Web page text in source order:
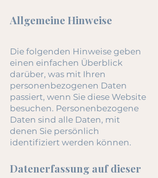
Allgemeine Hinweise
Die folgenden Hinweise geben
einen einfachen Überblick
darüber, was mit Ihren
personenbezogenen Daten
passiert, wenn Sie diese Website
besuchen. Personenbezogene
Daten sind alle Daten, mit
denen Sie persönlich
identifiziert werden können.
Datenerfassung auf dieser